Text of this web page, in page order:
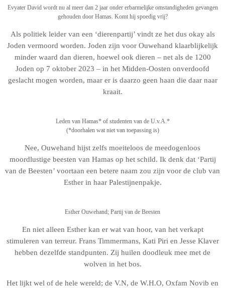
Evyater David wordt nu al meer dan 2 jaar onder erbarmelijke omstandigheden gevangen
gehouden door Hamas. Komt hij spoedig vrij?
Als politiek leider van een ‘dierenpartij’ vindt ze het dus okay als
Joden vermoord worden. Joden zijn voor Ouwehand klaarblijkelijk
minder waard dan dieren, hoewel ook dieren – net als de 1200
Joden op 7 oktober 2023 – in het Midden-Oosten onverdoofd
geslacht mogen worden, maar er is daarzo geen haan die daar naar
kraait.
Leden van Hamas* of studenten van de U.v.A.*
(*doorhalen wat niet van toepassing is)
Nee, Ouwehand hijst zelfs moeiteloos de meedogenloos
moordlustige beesten van Hamas op het schild. Ik denk dat ‘Partij
van de Beesten’ voortaan een betere naam zou zijn voor de club van
Esther in haar Palestijnenpakje.
Esther Ouwehand; Partij van de Beesten
En niet alleen Esther kan er wat van hoor, van het verkapt
stimuleren van terreur. Frans Timmermans, Kati Piri en Jesse Klaver
hebben dezelfde standpunten. Zij huilen doodleuk mee met de
wolven in het bos.
Het lijkt wel of de hele wereld; de V.N, de W.H.O, Oxfam Novib en